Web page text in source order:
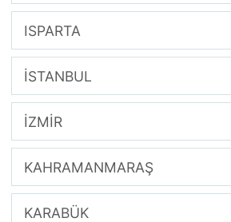
ISPARTA
İSTANBUL
İZMİR
KAHRAMANMARAŞ
KARABÜK